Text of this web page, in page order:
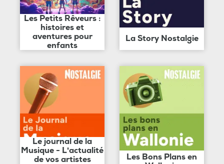
Les Petits Rêveurs :
histoires et
aventures pour
enfants
La Story Nostalgie
Le journal de la
Musique - L'actualité
de vos artistes
Les Bons Plans en